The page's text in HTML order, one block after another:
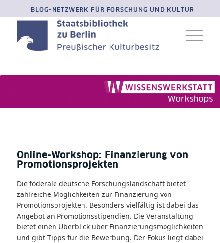
BLOG-NETZWERK FÜR FORSCHUNG UND KULTUR
Online-Workshop: Finanzierung von
Promotionsprojekten
Die föderale deutsche Forschungslandschaft bietet
zahlreiche Möglichkeiten zur Finanzierung von
Promotionsprojekten. Besonders vielfältig ist dabei das
Angebot an Promotionsstipendien. Die Veranstaltung
bietet einen Überblick über Finanzierungsmöglichkeiten
und gibt Tipps für die Bewerbung. Der Fokus liegt dabei